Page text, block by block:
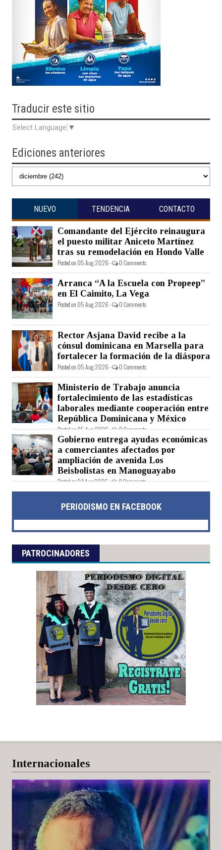
Traducir este sitio
Select Language ▼
Ediciones anteriores
NUEVO TENDENCIA CONTACTO
Comandante del Ejército reinaugura
el puesto militar Aniceto Martínez
tras su remodelación en Hondo Valle
Posted on 05 Aug 2026 - 0 Comments
Arranca “A la Escuela con Propeep”
en El Caimito, La Vega
Posted on 05 Aug 2026 - 0 Comments
Rector Asjana David recibe a la
cónsul dominicana en Marsella para
fortalecer la formación de la diáspora
Posted on 05 Aug 2026 - 0 Comments
Ministerio de Trabajo anuncia
fortalecimiento de las estadísticas
laborales mediante cooperación entre
República Dominicana y México
Posted on 05 Aug 2026 - 0 Comments
Gobierno entrega ayudas económicas
a comerciantes afectados por
ampliación de avenida Los
Beisbolistas en Manoguayabo
Posted on 04 Aug 2026 - 0 Comments
PERIODISMO EN FACEBOOK
PATROCINADORES
Internacionales